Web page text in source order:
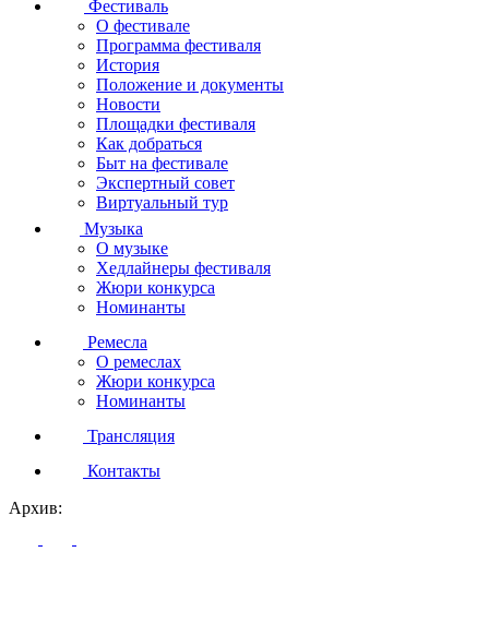
Фестиваль
О фестивале
Программа фестиваля
История
Положение и документы
Новости
Площадки фестиваля
Как добраться
Быт на фестивале
Экспертный совет
Виртуальный тур
Музыка
О музыке
Хедлайнеры фестиваля
Жюри конкурса
Номинанты
Ремесла
О ремеслах
Жюри конкурса
Номинанты
Трансляция
Контакты
Архив: